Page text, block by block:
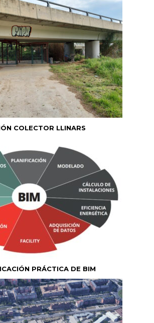
COLECTOR LLINARS
PRÁCTICA DE BIM